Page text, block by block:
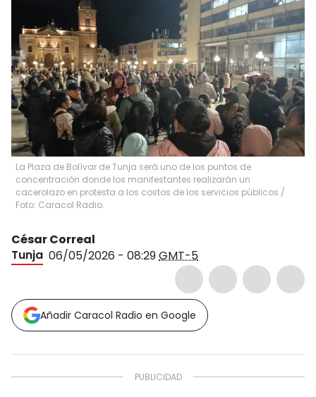
La Plaza de Bolívar de Tunja será uno de los puntos de
concentración donde los manifestantes realizarán un
cacerolazo en protesta a los costos de los servicios públicos /
Foto: Caracol Radio.
César Correal
Tunja 06/05/2026 - 08:29GMT-5
Añadir Caracol Radio en Google